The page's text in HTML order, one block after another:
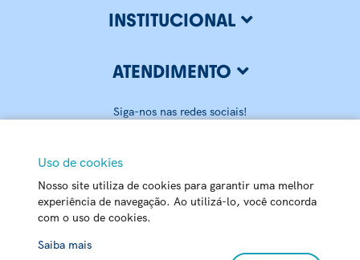
INSTITUCIONAL
ATENDIMENTO
Siga-nos nas redes sociais!
BLUMENAU ILUMINAÇÃO LTDA
CNPJ: 79.416.459/0001-20
520 - Blumenau - SC | Centro de Distribuição – Rua Bahia, 7800
Uso de cookies
Nosso site utiliza de cookies para garantir uma melhor
experiência de navegação. Ao utilizá-lo, você concorda
com o uso de cookies.
Saiba mais
Chat